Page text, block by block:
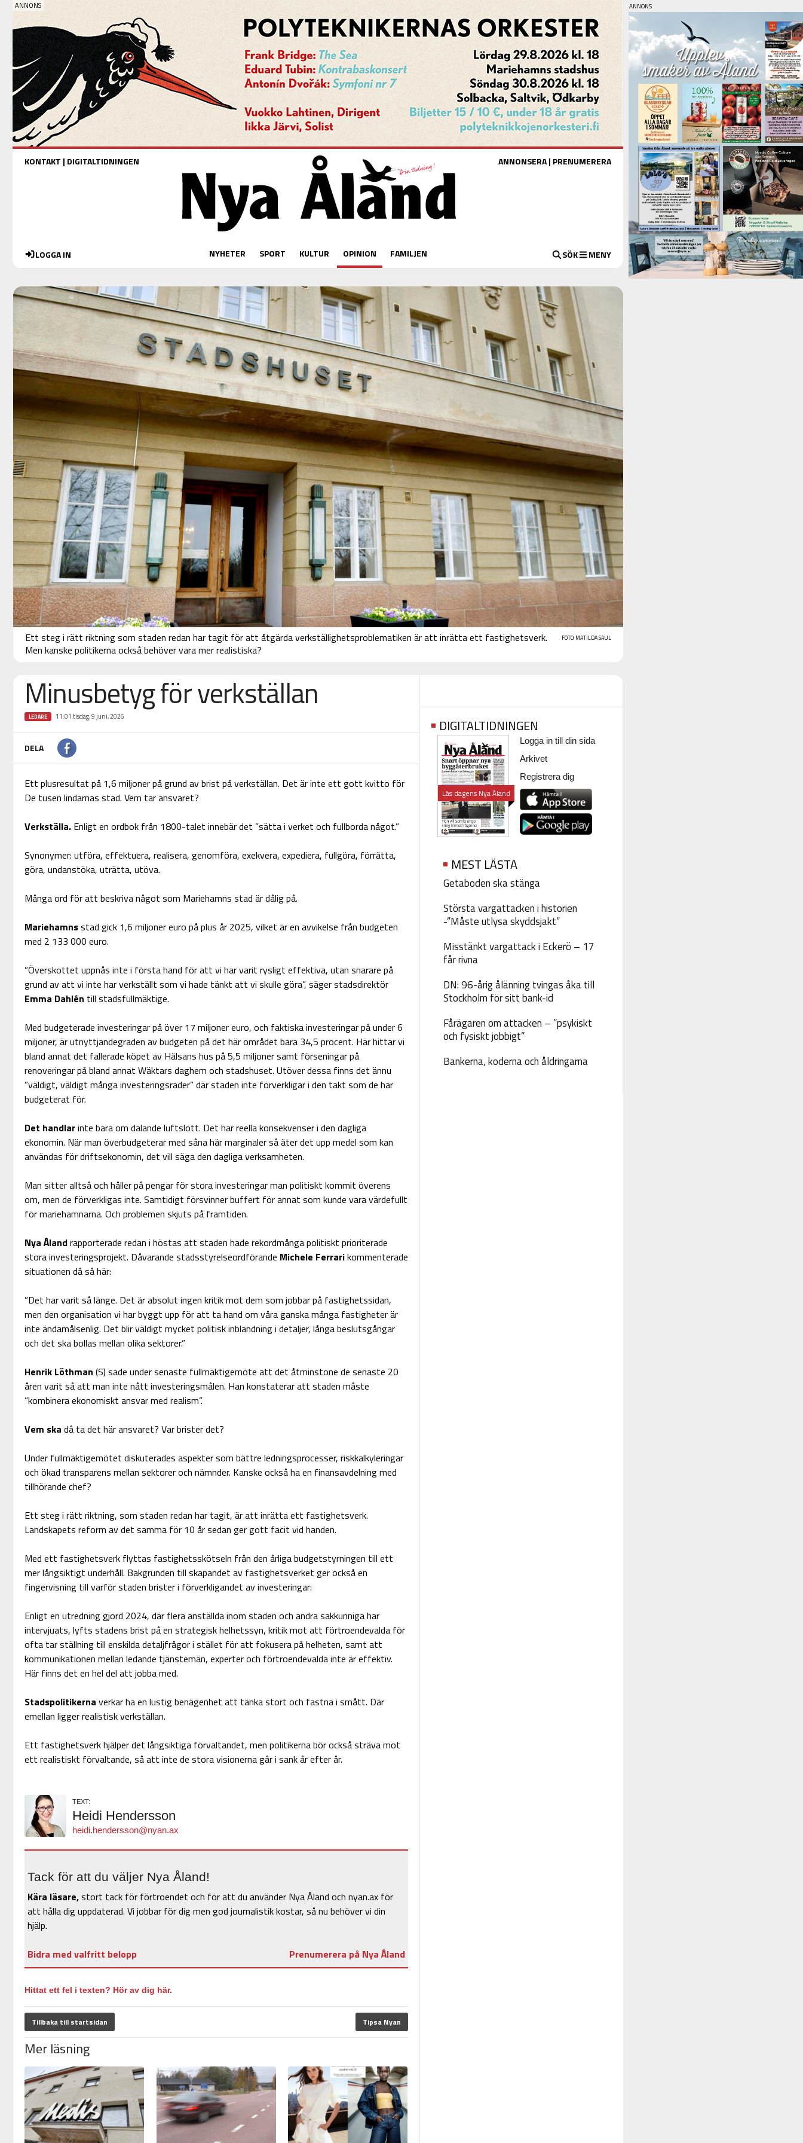
KONTAKT | DIGITALTIDNINGEN ANNONSERA| PRENUMERERA
LOGGA IN NYHETER SPORT KULTUR OPINION FAMILJEN SÖK MENY
FOTO: MATILDA SAUL
Ett steg i rätt riktning som staden redan har tagit för att åtgärda verkställighetsproblematiken är att inrätta ett fastighetsverk.
Men kanske politikerna också behöver vara mer realistiska?
Minusbetyg för verkställan
LEDARE 11:01 tisdag, 9 juni, 2026
DELA
Ett plusresultat på 1,6 miljoner på grund av brist på verkställan. Det är inte ett gott kvitto för
De tusen lindarnas stad. Vem tar ansvaret?
Verkställa. Enligt en ordbok från 1800-talet innebär det ”sätta i verket och fullborda något.”
Synonymer: utföra, effektuera, realisera, genomföra, exekvera, expediera, fullgöra, förrätta,
göra, undanstöka, uträtta, utöva.
Många ord för att beskriva något som Mariehamns stad är dålig på.
Mariehamnsstad gick 1,6 miljoner euro på plus år 2025, vilket är en avvikelse från budgeten
med 2 133 000 euro.
”Överskottet uppnås inte i första hand för att vi har varit rysligt effektiva, utan snarare på
grund av att vi inte har verkställt som vi hade tänkt att vi skulle göra”, säger stadsdirektör
Emma Dahlén till stadsfullmäktige.
Med budgeterade investeringar på över 17 miljoner euro, och faktiska investeringar på under 6
miljoner, är utnyttjandegraden av budgeten på det här området bara 34,5 procent. Här hittar vi
bland annat det fallerade köpet av Hälsans hus på 5,5 miljoner samt förseningar på
renoveringar på bland annat Wäktars daghem och stadshuset. Utöver dessa finns det ännu
”väldigt, väldigt många investeringsrader” där staden inte förverkligar i den takt som de har
budgeterat för.
Det handlarinte bara om dalande luftslott. Det har reella konsekvenser i den dagliga
ekonomin. När man överbudgeterar med såna här marginaler så äter det upp medel som kan
användas för driftsekonomin, det vill säga den dagliga verksamheten.
Man sitter alltså och håller på pengar för stora investeringar man politiskt kommit överens
om, men de förverkligas inte. Samtidigt försvinner buffert för annat som kunde vara värdefullt
för mariehamnarna. Och problemen skjuts på framtiden.
Nya Ålandrapporterade redan i höstas att staden hade rekordmånga politiskt prioriterade
stora investeringsprojekt. Dåvarande stadsstyrelseordförande Michele Ferrarikommenterade
situationen då så här:
”Det har varit så länge. Det är absolut ingen kritik mot dem som jobbar på fastighetssidan,
men den organisation vi har byggt upp för att ta hand om våra ganska många fastigheter är
inte ändamålsenlig. Det blir väldigt mycket politisk inblandning i detaljer, långa beslutsgångar
och det ska bollas mellan olika sektorer.”
Henrik Löthman (S) sade under senaste fullmäktigemöte att det åtminstone de senaste 20
åren varit så att man inte nått investeringsmålen. Han konstaterar att staden måste
”kombinera ekonomiskt ansvar med realism”.
Vem ska då ta det här ansvaret? Var brister det?
Under fullmäktigemötet diskuterades aspekter som bättre ledningsprocesser, riskkalkyleringar
och ökad transparens mellan sektorer och nämnder. Kanske också ha en finansavdelning med
tillhörande chef?
Ett steg i rätt riktning, som staden redan har tagit, är att inrätta ett fastighetsverk.
Landskapets reform av det samma för 10 år sedan ger gott facit vid handen.
Med ett fastighetsverk flyttas fastighetsskötseln från den årliga budgetstyrningen till ett
mer långsiktigt underhåll. Bakgrunden till skapandet av fastighetsverket ger också en
fingervisning till varför staden brister i förverkligandet av investeringar:
Enligt en utredning gjord 2024, där flera anställda inom staden och andra sakkunniga har
intervjuats, lyfts stadens brist på en strategisk helhetssyn, kritik mot att förtroendevalda för
ofta tar ställning till enskilda detaljfrågor i stället för att fokusera på helheten, samt att
kommunikationen mellan ledande tjänstemän, experter och förtroendevalda inte är effektiv.
Här finns det en hel del att jobba med.
Stadspolitikerna verkar ha en lustig benägenhet att tänka stort och fastna i smått. Där
emellan ligger realistisk verkställan.
Ett fastighetsverk hjälper det långsiktiga förvaltandet, men politikerna bör också sträva mot
ett realistiskt förvaltande, så att inte de stora visionerna går i sank år efter år.
TEXT:
Heidi Hendersson
heidi.hendersson@nyan.ax
Tack för att du väljer Nya Åland!
Kära läsare,stort tack för förtroendet och för att du använder Nya Åland och nyan.ax för
att hålla dig uppdaterad. Vi jobbar för dig men god journalistik kostar, så nu behöver vi din
hjälp.
Bidra med valfritt belopp
Prenumerera på Nya Åland
Hittat ett fel i texten? Hör av dig här.
Tillbaka till startsidan Tipsa Nyan
Mer läsning
DIGITALTIDNINGEN
Läs dagens Nya Åland
Logga in till din sida
Arkivet
Registrera dig
MEST LÄSTA
Getaboden ska stänga
Största vargattacken i historien
-”Måste utlysa skyddsjakt”
Misstänkt vargattack i Eckerö – 17
får rivna
DN: 96-årig ålänning tvingas åka till
Stockholm för sitt bank-id
Fårägaren om attacken – ”psykiskt
och fysiskt jobbigt”
Bankerna, koderna och åldringarna